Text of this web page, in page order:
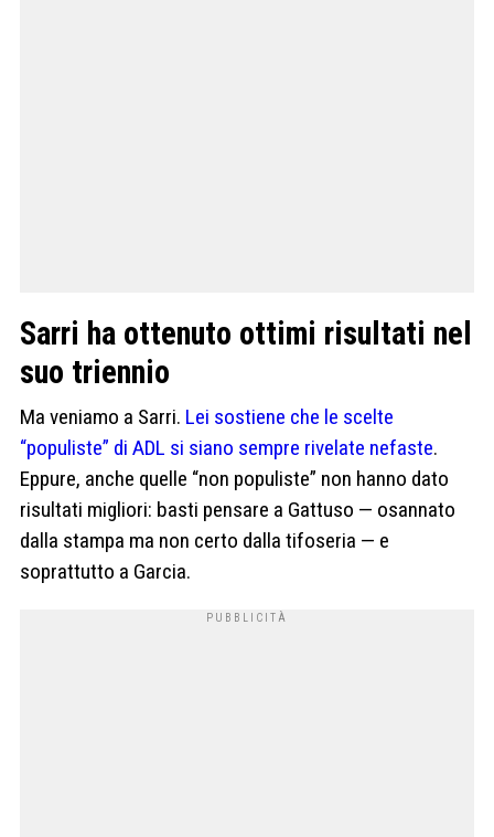
Sarri ha ottenuto ottimi risultati nel
suo triennio
Ma veniamo a Sarri. Lei sostiene che le scelte
“populiste” di ADL si siano sempre rivelate nefaste.
Eppure, anche quelle “non populiste” non hanno dato
risultati migliori: basti pensare a Gattuso — osannato
dalla stampa ma non certo dalla tifoseria — e
soprattutto a Garcia.